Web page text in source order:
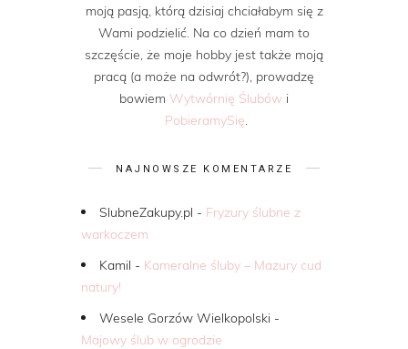
moją pasją, którą dzisiaj chciałabym się z
Wami podzielić. Na co dzień mam to
szczęście, że moje hobby jest także moją
pracą (a może na odwrót?), prowadzę
bowiem Wytwórnię Ślubów i
PobieramySię
NAJNOWSZE KOMENTARZE
SlubneZakupy.pl - Fryzury ślubne z
warkoczem
Kamil - Kameralne śluby – Mazury cud
natury!
Wesele Gorzów Wielkopolski -
Majowy ślub w ogrodzie